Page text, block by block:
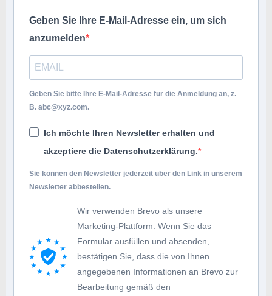
Geben Sie Ihre E-Mail-Adresse ein, um sich
anzumelden
Geben Sie bitte Ihre E-Mail-Adresse für die Anmeldung an, z.
B. abc@xyz.com.
Ich möchte Ihren Newsletter erhalten und
akzeptiere die Datenschutzerklärung.
Sie können den Newsletter jederzeit über den Link in unserem
Newsletter abbestellen.
Wir verwenden Brevo als unsere
Marketing-Plattform. Wenn Sie das
Formular ausfüllen und absenden,
bestätigen Sie, dass die von Ihnen
angegebenen Informationen an Brevo zur
Bearbeitung gemäß den